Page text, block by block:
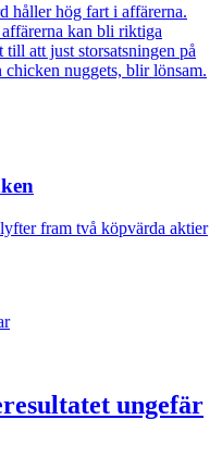
håller hög fart i affärerna.
kan bli riktiga
att just storsatsningen på
nuggets, blir lönsam.
fram två köpvärda aktier
ungefär